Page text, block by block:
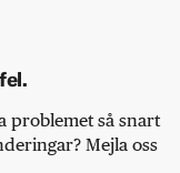
problemet så snart
Mejla oss